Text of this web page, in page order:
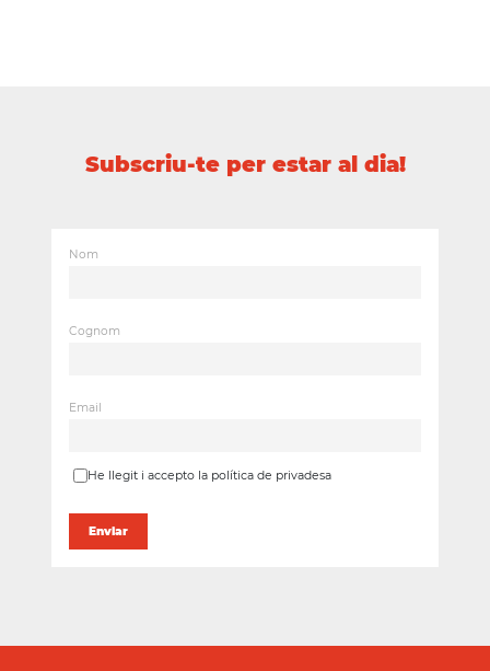
Subscriu-te per estar al dia!
Nom
Cognom
Email
He llegit i accepto la política de privadesa